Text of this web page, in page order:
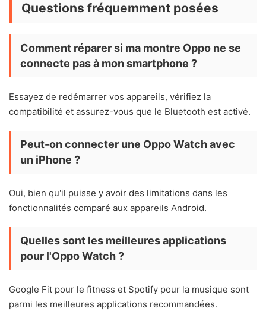
Questions fréquemment posées
Comment réparer si ma montre Oppo ne se
connecte pas à mon smartphone ?
Essayez de redémarrer vos appareils, vérifiez la
compatibilité et assurez-vous que le Bluetooth est activé.
Peut-on connecter une Oppo Watch avec
un iPhone ?
Oui, bien qu'il puisse y avoir des limitations dans les
fonctionnalités comparé aux appareils Android.
Quelles sont les meilleures applications
pour l'Oppo Watch ?
Google Fit pour le fitness et Spotify pour la musique sont
parmi les meilleures applications recommandées.